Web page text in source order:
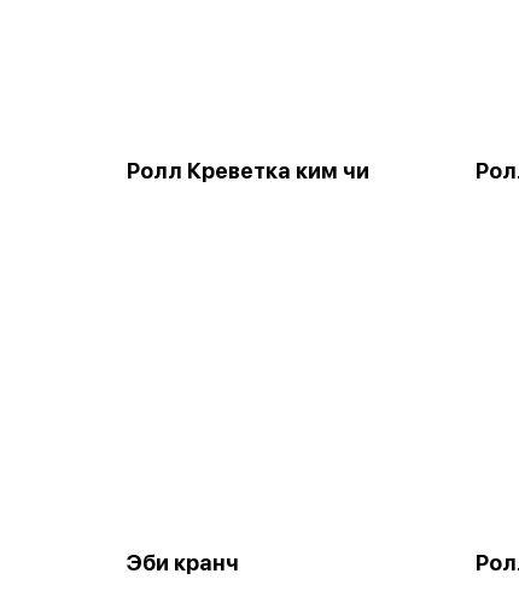
Ролл Креветка ким чи
Эби кранч